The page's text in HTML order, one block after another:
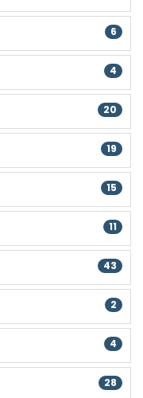
6
4
20
19
15
11
43
2
4
28